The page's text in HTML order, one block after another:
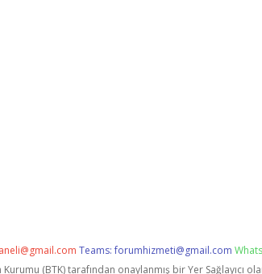
Teams:forumhizmeti@gmail.com
Kurumu (BTK) tarafından onaylanmış bir Yer